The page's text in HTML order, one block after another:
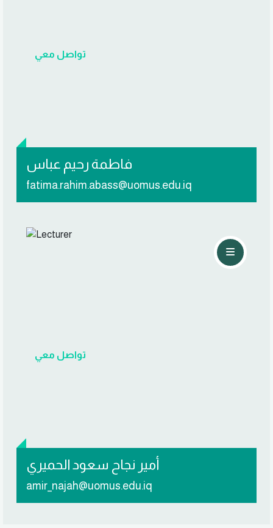
فاطمة رحيم عباس
fatima.rahim.abass@uomus.edu.iq
تواصل معي
أمير نجاح سعود الحميري
amir_najah@uomus.edu.iq
تواصل معي